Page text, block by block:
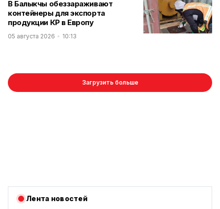
В Балыкчы обеззараживают
контейнеры для экспорта
продукции КР в Европу
05 августа 2026 10:13
Загрузить больше
Лента новостей